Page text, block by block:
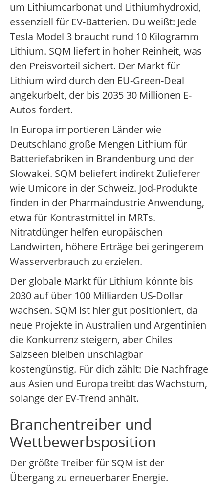
um Lithiumcarbonat und Lithiumhydroxid,
essenziell für EV-Batterien. Du weißt: Jede
Tesla Model 3 braucht rund 10 Kilogramm
Lithium. SQM liefert in hoher Reinheit, was
den Preisvorteil sichert. Der Markt für
Lithium wird durch den EU-Green-Deal
angekurbelt, der bis 2035 30 Millionen E-
Autos fordert.
In Europa importieren Länder wie
Deutschland große Mengen Lithium für
Batteriefabriken in Brandenburg und der
Slowakei. SQM beliefert indirekt Zulieferer
wie Umicore in der Schweiz. Jod-Produkte
finden in der Pharmaindustrie Anwendung,
etwa für Kontrastmittel in MRTs.
Nitratdünger helfen europäischen
Landwirten, höhere Erträge bei geringerem
Wasserverbrauch zu erzielen.
Der globale Markt für Lithium könnte bis
2030 auf über 100 Milliarden US-Dollar
wachsen. SQM ist hier gut positioniert, da
neue Projekte in Australien und Argentinien
die Konkurrenz steigern, aber Chiles
Salzseen bleiben unschlagbar
kostengünstig. Für dich zählt: Die Nachfrage
aus Asien und Europa treibt das Wachstum,
solange der EV-Trend anhält.
Branchentreiber und
Wettbewerbsposition
Der größte Treiber für SQM ist der
Übergang zu erneuerbarer Energie.